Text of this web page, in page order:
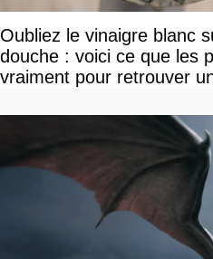
Oubliez le vinaigre blanc
douche : voici ce que les
vraiment pour retrouver